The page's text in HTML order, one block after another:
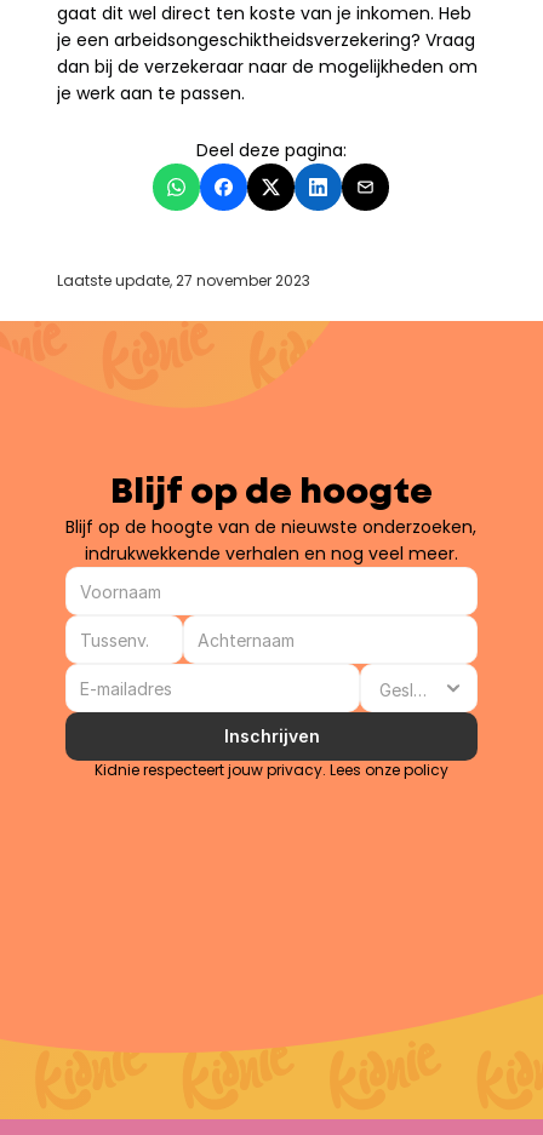
gaat dit wel direct ten koste van je inkomen. Heb
je een arbeidsongeschiktheidsverzekering? Vraag
dan bij de verzekeraar naar de mogelijkheden om
je werk aan te passen.
Deel deze pagina:
Laatste update, 27 november 2023
Blijf op de hoogte
Inschrijven
Blijf op de hoogte van de nieuwste onderzoeken,
indrukwekkende verhalen en nog veel meer.
Kidnie respecteert jouw privacy. Lees onze policy